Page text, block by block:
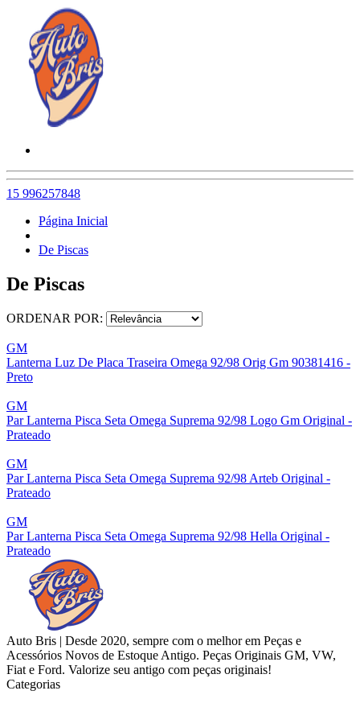
15 996257848
Página Inicial
De Piscas
De Piscas
ORDENAR POR:
GM
Lanterna Luz De Placa Traseira Omega 92/98 Orig Gm 90381416 -
Preto
GM
Par Lanterna Pisca Seta Omega Suprema 92/98 Logo Gm Original -
Prateado
GM
Par Lanterna Pisca Seta Omega Suprema 92/98 Arteb Original -
Prateado
GM
Par Lanterna Pisca Seta Omega Suprema 92/98 Hella Original -
Prateado
Auto Bris | Desde 2020, sempre com o melhor em Peças e
Acessórios Novos de Estoque Antigo. Peças Originais GM, VW,
Fiat e Ford. Valorize seu antigo com peças originais!
Categorias